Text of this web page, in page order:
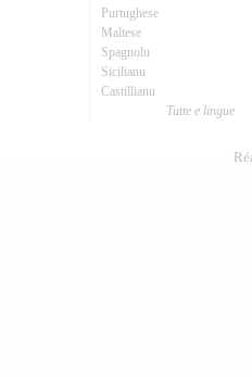
Purtughese
Maltese
Spagnolu
Sicilianu
Castillianu
Tutte e lingue